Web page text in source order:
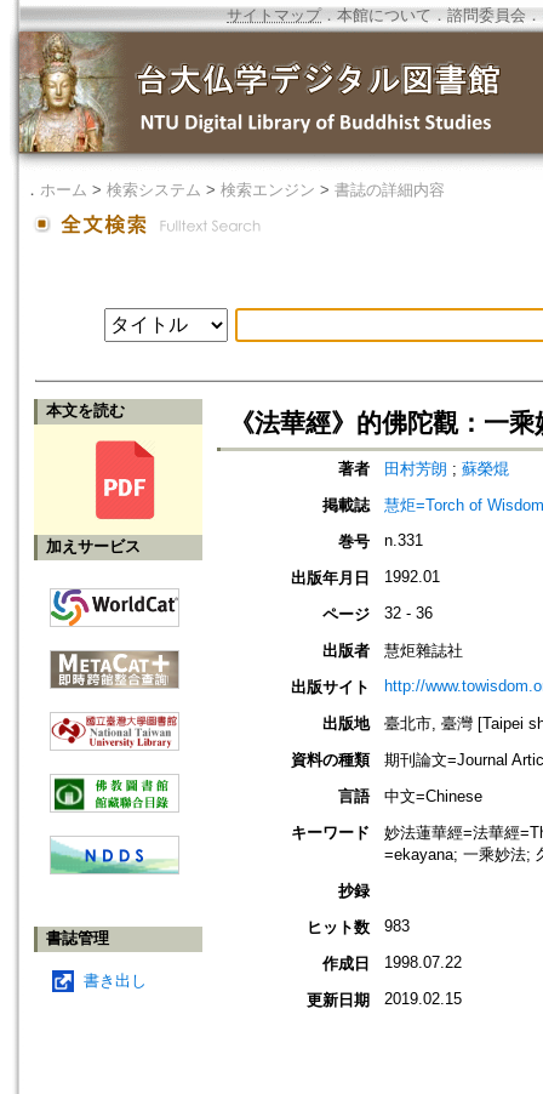
サイトマップ．本館について ． 諮問委員会 ．
． ホーム > 検索システム > 検索エンジン > 書誌の詳細内容
本文を読む
加えサービス
書誌管理
書き出し
《法華經》的佛陀觀：一
著者 田村芳朗 ; 蘇榮焜
掲載誌
慧炬=Torch of
巻号
n.331
出版年月日 1992.01
ページ 32 - 36
出版者
慧炬雜誌社
出版サイト
http://
出版地
臺北市, 臺灣 [Taipei
資料の種類
期刊論文=Journal
言語
中文=Chinese
キーワード
妙法蓮華經=法華經
=ekayana; 一乘妙法;
抄録
ヒット数
983
作成日 1998.07.22
更新日期 2019.02.15